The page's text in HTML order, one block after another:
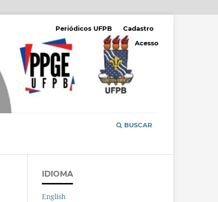
BUSCAR
Periódicos UFPB
Cadastro
Acesso
IDIOMA
English